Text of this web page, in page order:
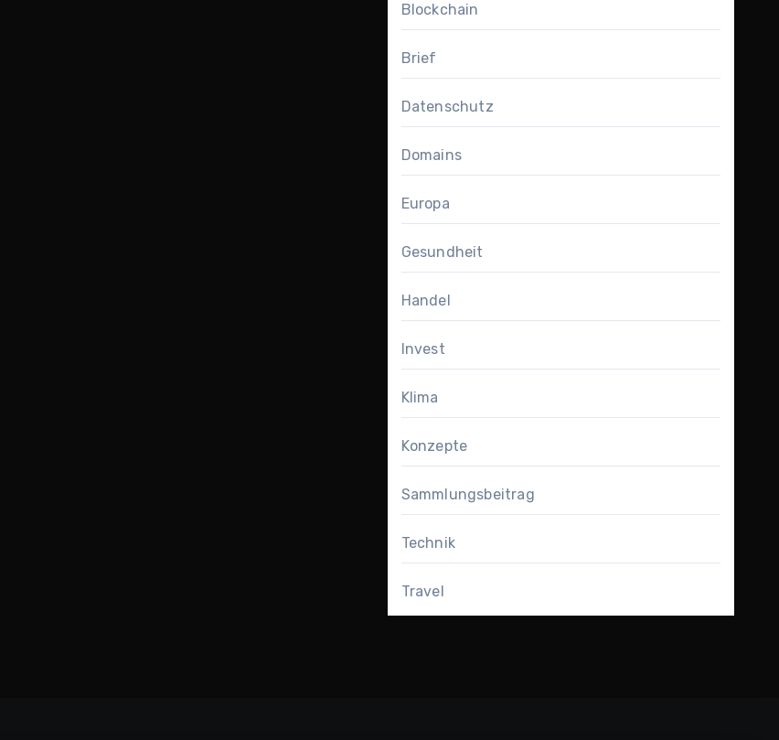
Blockchain
Brief
Datenschutz
Domains
Europa
Gesundheit
Handel
Invest
Klima
Konzepte
Sammlungsbeitrag
Technik
Travel